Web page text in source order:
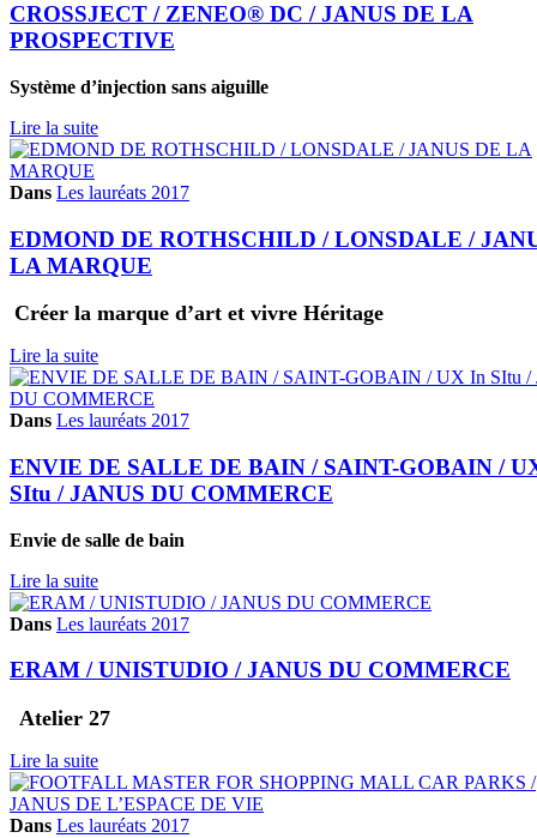
CROSSJECT / ZENEO® DC / JANUS DE LA
PROSPECTIVE
Système d’injection sans aiguille
Lire la suite
Dans Les lauréats 2017
EDMOND DE ROTHSCHILD / LONSDALE /
LA MARQUE
Créer la marque d’art et vivre Héritage
Lire la suite
Dans Les lauréats 2017
ENVIE DE SALLE DE BAIN / SAINT-GOBAIN /
SItu / JANUS DU COMMERCE
Envie de salle de bain
Lire la suite
Dans Les lauréats 2017
ERAM / UNISTUDIO / JANUS DU COMMERCE
Atelier 27
Lire la suite
Dans Les lauréats 2017